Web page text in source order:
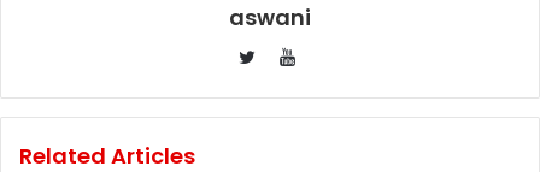
aswani
YouTube
Related Articles